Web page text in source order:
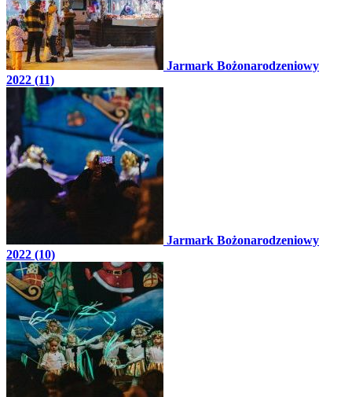
Jarmark Bożonarodzeniowy
2022 (11)
Jarmark Bożonarodzeniowy
2022 (10)